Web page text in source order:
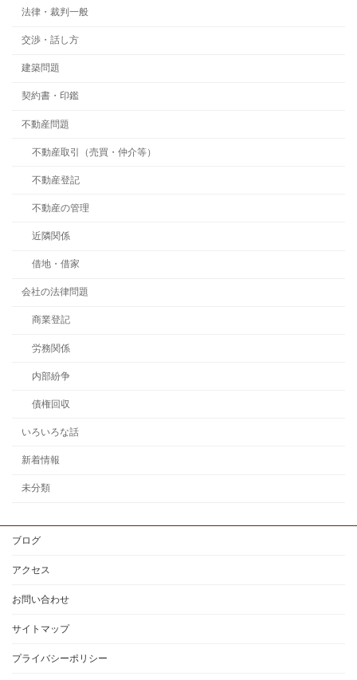
法律・裁判一般
交渉・話し方
建築問題
契約書・印鑑
不動産問題
不動産取引（売買・仲介等）
不動産登記
不動産の管理
近隣関係
借地・借家
会社の法律問題
商業登記
労務関係
内部紛争
債権回収
いろいろな話
新着情報
未分類
ブログ
アクセス
お問い合わせ
サイトマップ
プライバシーポリシー